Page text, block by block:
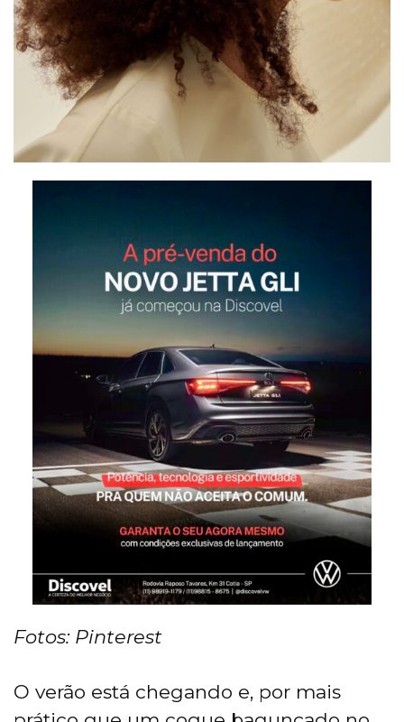
Fotos: Pinterest
O verão está chegando e, por mais